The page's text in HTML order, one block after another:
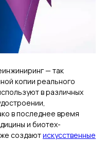
— так
копии реального
в различных
в последнее время
и биотех-
создаютискусственные